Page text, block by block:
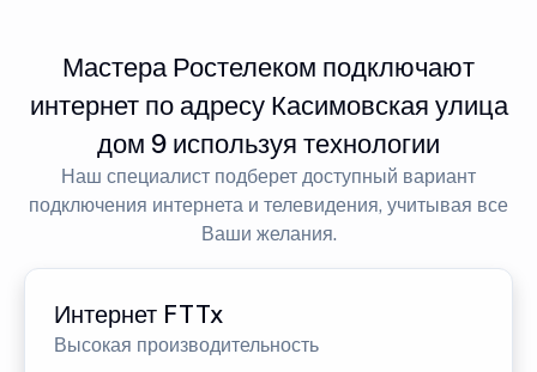
Мастера Ростелеком подключают
интернет по адресу Касимовская улица
дом 9 используя технологии
Наш специалист подберет доступный вариант
подключения интернета и телевидения, учитывая все
Ваши желания.
Интернет FTTx
Высокая производительность